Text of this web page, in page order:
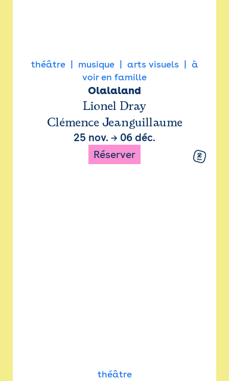
théâtre musique arts visuels
à
voir en famille
Olalaland
Lionel Dray
Clémence Jeanguillaume
25 nov. → 06 déc.
Réserver
théâtre